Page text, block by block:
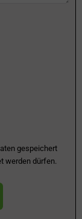
gespeichert
werden dürfen.